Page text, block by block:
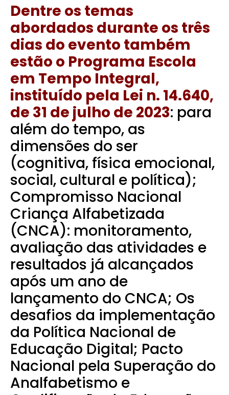
Dentre os temas
abordados durante os três
dias do evento também
estão o Programa Escola
em Tempo Integral,
instituído pela Lei n. 14.640,
de 31 de julho de 2023: para
além do tempo, as
dimensões do ser
(cognitiva, física emocional,
social, cultural e política);
Compromisso Nacional
Criança Alfabetizada
(CNCA): monitoramento,
avaliação das atividades e
resultados já alcançados
após um ano de
lançamento do CNCA; Os
desafios da implementação
da Política Nacional de
Educação Digital; Pacto
Nacional pela Superação do
Analfabetismo e